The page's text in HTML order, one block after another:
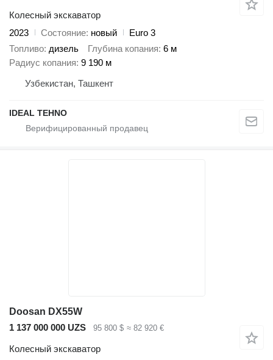
Колесный экскаватор
2023
Состояние новый
Euro 3
Топливо дизель Глубина копания 6 м
Радиус копания 9 190 м
Узбекистан, Ташкент
IDEAL TEHNO
Doosan DX55W
1 137 000 000 UZS
95 800 $ ≈ 82 920 €
Колесный экскаватор